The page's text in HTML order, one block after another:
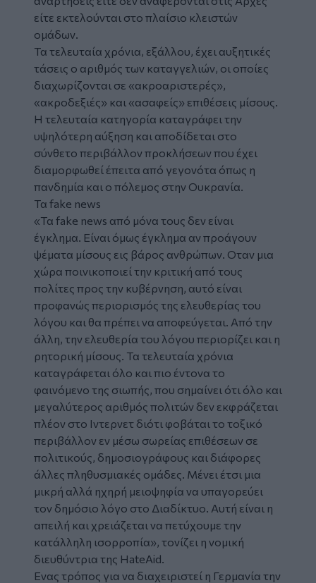
είτε εκτελούνται στο πλαίσιο κλειστών
ομάδων.
Τα τελευταία χρόνια, εξάλλου, έχει αυξητικές
τάσεις ο αριθμός των καταγγελιών, οι οποίες
διαχωρίζονται σε «ακροαριστερές»,
«ακροδεξιές» και «ασαφείς» επιθέσεις μίσους.
Η τελευταία κατηγορία καταγράφει την
υψηλότερη αύξηση και αποδίδεται στο
σύνθετο περιβάλλον προκλήσεων που έχει
διαμορφωθεί έπειτα από γεγονότα όπως η
πανδημία και ο πόλεμος στην Ουκρανία.
Τα fake news
«Τα fake news από μόνα τους δεν είναι
έγκλημα. Είναι όμως έγκλημα αν προάγουν
ψέματα μίσους εις βάρος ανθρώπων. Οταν μια
χώρα ποινικοποιεί την κριτική από τους
πολίτες προς την κυβέρνηση, αυτό είναι
προφανώς περιορισμός της ελευθερίας του
λόγου και θα πρέπει να αποφεύγεται. Από την
άλλη, την ελευθερία του λόγου περιορίζει και η
ρητορική μίσους. Τα τελευταία χρόνια
καταγράφεται όλο και πιο έντονα το
φαινόμενο της σιωπής, που σημαίνει ότι όλο και
μεγαλύτερος αριθμός πολιτών δεν εκφράζεται
πλέον στο Ιντερνετ διότι φοβάται το τοξικό
περιβάλλον εν μέσω σωρείας επιθέσεων σε
πολιτικούς, δημοσιογράφους και διάφορες
άλλες πληθυσμιακές ομάδες. Μένει έτσι μια
μικρή αλλά ηχηρή μειοψηφία να υπαγορεύει
τον δημόσιο λόγο στο Διαδίκτυο. Αυτή είναι η
απειλή και χρειάζεται να πετύχουμε την
κατάλληλη ισορροπία», τονίζει η νομική
διευθύντρια της HateAid.
Ενας τρόπος για να διαχειριστεί η Γερμανία την